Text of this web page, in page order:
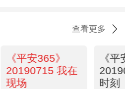
查看更多
《平安365》
20190715 我在
现场
《
时刻